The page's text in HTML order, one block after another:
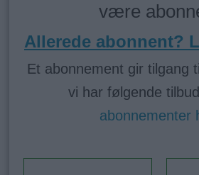
være
Allerede abonnent?
Et abonnement gir tilgang
vi har følgende
abonnementer